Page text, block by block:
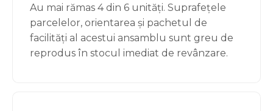
Au mai rămas 4 din 6 unități. Suprafețele
parcelelor, orientarea și pachetul de
facilități al acestui ansamblu sunt greu de
reprodus în stocul imediat de revânzare.